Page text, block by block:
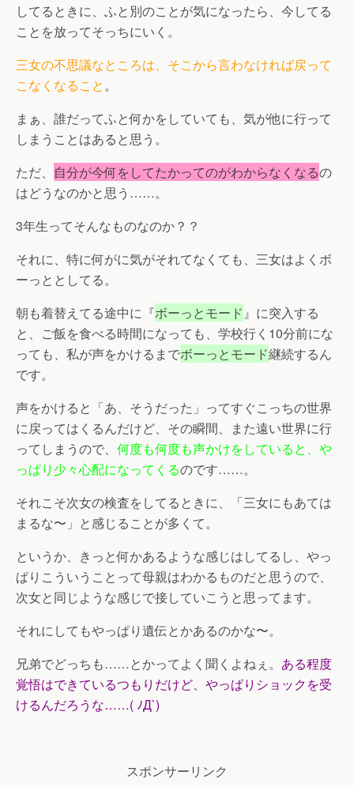
してるときに、ふと別のことが気になったら、今してる
ことを放ってそっちにいく。
三女の不思議なところは、そこから言わなければ戻って
こなくなること。
まぁ、誰だってふと何かをしていても、気が他に行って
しまうことはあると思う。
ただ、 自分が今何をしてたかってのがわからなくなるの
はどうなのかと思う……。
3年生ってそんなものなのか？？
それに、特に何がに気がそれてなくても、三女はよくボ
ーっととしてる。
朝も着替えてる途中に『ボーっとモード』に突入する
と、ご飯を食べる時間になっても、学校行く10分前にな
っても、私が声をかけるまでボーっとモード継続するん
です。
声をかけると「あ、そうだった」ってすぐこっちの世界
に戻ってはくるんだけど、その瞬間、また遠い世界に行
ってしまうので、 何度も何度も声かけをしていると、や
っぱり少々心配になってくるのです……。
それこそ次女の検査をしてるときに、「三女にもあては
まるな〜」と感じることが多くて。
というか、きっと何かあるような感じはしてるし、やっ
ぱりこういうことって母親はわかるものだと思うので、
次女と同じような感じで接していこうと思ってます。
それにしてもやっぱり遺伝とかあるのかな〜。
兄弟でどっちも……とかってよく聞くよねぇ。 ある程度
覚悟はできているつもりだけど、やっぱりショックを受
けるんだろうな……( ﾉД`)
スポンサーリンク